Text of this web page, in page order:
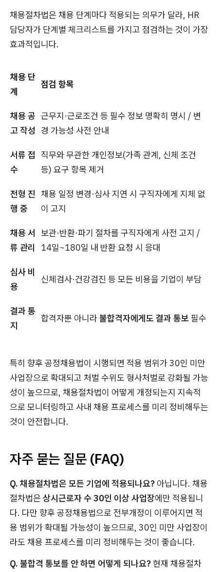
채용절차법은 채용 단계마다 적용되는 의무가 달라, HR
담당자가 단계별 체크리스트를 가지고 점검하는 것이 가장
효과적입니다.
채용 단
계
점검 항목
채용 공
고 작성
근무지·근로조건 등 필수 정보 명확히 명시 / 변
경 가능성 사전 안내
서류 접
수
직무와 무관한 개인정보(가족 관계, 신체 조건
등) 요구 항목 제거
전형 진
행 중
채용 일정 변경·심사 지연 시 구직자에게 지체 없
이 고지
채용 서
류 관리
보관·반환·파기 절차를 구직자에게 사전 고지 /
14일~180일 내 반환 요청 시 응대
심사 비
용
신체검사·건강검진 등 모든 비용을 기업이 부담
결과 통
지
합격자뿐 아니라불합격자에게도 결과 통보 필수
특히 향후 공정채용법이 시행되면 적용 범위가 30인 미만
사업장으로 확대되고 처벌 수위도 형사처벌로 강화될 가능
성이 높으므로, 채용절차법이 어떻게 개정되는지 지속적
으로 모니터링하고 사내 채용 프로세스를 미리 정비해두는
것이 안전합니다.
자주 묻는 질문 (FAQ)
Q. 채용절차법은 모든 기업에 적용되나요? 아닙니다. 채용
절차법은 상시근로자 수 30인 이상 사업장에만 적용됩니
다. 다만 향후 공정채용법으로 전부개정이 이루어지면 적
용 범위가 확대될 가능성이 높으므로, 30인 미만 사업장이
라도 채용 프로세스를 미리 정비해두는 것이 좋습니다.
Q. 불합격 통보를 안 하면 어떻게 되나요?현재 채용절차